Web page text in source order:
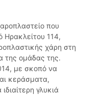
που
Ηρακλείτου 114,
χάρη στη
της ομάδας της.
με σκοπό να
κεράσματα,
γλυκιά